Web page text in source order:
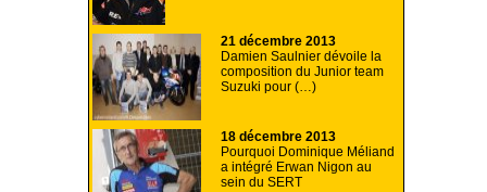
21 décembre 2013
Damien Saulnier dévoile la
composition du Junior team
Suzuki pour (…)
18 décembre 2013
Pourquoi Dominique Méliand
a intégré Erwan Nigon au
sein du SERT